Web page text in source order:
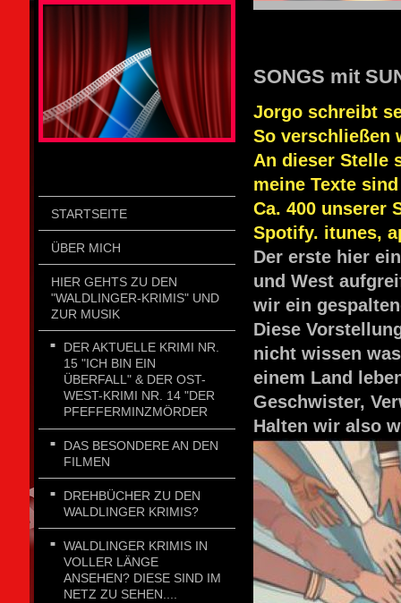
STARTSEITE
ÜBER MICH
HIER GEHTS ZU DEN
"WALDLINGER-KRIMIS" UND
ZUR MUSIK
DER AKTUELLE KRIMI NR.
15 "ICH BIN EIN
ÜBERFALL" & DER OST-
WEST-KRIMI NR. 14 "DER
PFEFFERMINZMÖRDER
DAS BESONDERE AN DEN
FILMEN
DREHBÜCHER ZU DEN
WALDLINGER KRIMIS?
WALDLINGER KRIMIS IN
VOLLER LÄNGE
ANSEHEN? DIESE SIND IM
NETZ ZU SEHEN....
SONGS mit
Jorgo schreibt
So
An dieser Stelle
meine Texte
Ca. 400 unserer
Spotify. itunes,
Der erste hier
und West
wir ein
Diese
nicht wissen
einem Land
Geschwister,
Halten wir also